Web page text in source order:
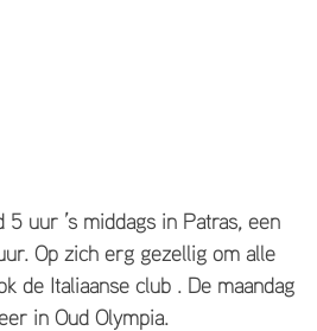
uur ’s middags in Patras, een
Op zich erg gezellig om alle
de Italiaanse club . De maandag
in Oud Olympia.